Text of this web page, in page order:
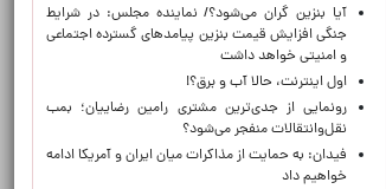
آیا بنزین گران می‌شود؟/ نماینده مجلس: در شرایط
جنگی افزایش قیمت بنزین پیامدهای گسترده اجتماعی
و امنیتی خواهد داشت
اول اینترنت، حالا آب و برق؟!
رونمایی از جدی‌ترین مشتری رامین رضاییان؛ بمب
نقل‌وانتقالات منفجر می‌شود؟
فیدان: به حمایت از مذاکرات میان ایران و آمریکا ادامه
خواهیم داد